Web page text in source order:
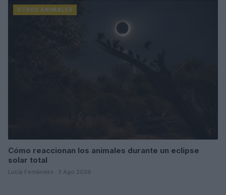
OTROS ANIMALES
Cómo reaccionan los animales durante un eclipse
solar total
Lucía Fernández · 3 Ago 2026